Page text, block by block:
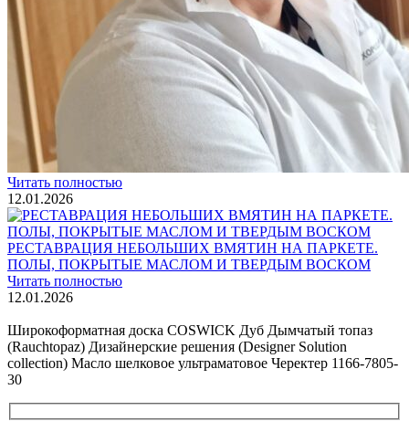
ВИДЕО-ИНСТРУКЦИЯ: Реставрация царапин. Полы,
покрытые маслом и твердым воском. Системы для локального
ремонта и восстановления
Читать полностью
02.02.2026
ПОЛЫ, ПОКРЫТЫЕ МАСЛОМ. РЕСТАВРАЦИЯ
НЕБОЛЬШИХ ПОТЕРТОСТЕЙ
Читать полностью
12.01.2026
РЕСТАВРАЦИЯ НЕБОЛЬШИХ ВМЯТИН НА ПАРКЕТЕ.
ПОЛЫ, ПОКРЫТЫЕ МАСЛОМ И ТВЕРДЫМ ВОСКОМ
Читать полностью
12.01.2026
Широкоформатная доска COSWICK Дуб Дымчатый топаз
(Rauchtopaz) Дизайнерские решения (Designer Solution
collection) Масло шелковое ультраматовое Черектер 1166-7805-
30